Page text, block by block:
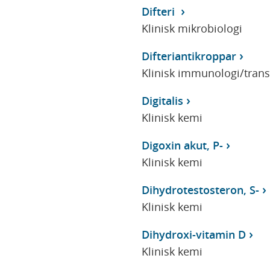
Difteri
Klinisk mikrobiologi
Difteriantikroppar
Klinisk immunologi/
Digitalis
Klinisk kemi
Digoxin akut, P-
Klinisk kemi
Dihydrotestosteron, S-
Klinisk kemi
Dihydroxi-vitamin D
Klinisk kemi